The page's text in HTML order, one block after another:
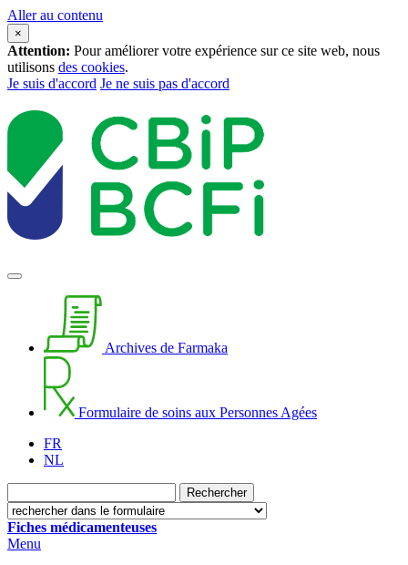
Aller au contenu
×
Attention: Pour améliorer votre expérience sur ce site web, nous
utilisons des cookies.
Je suis d'accord Je ne suis pas d'accord
Archives de Farmaka
Formulaire de soins aux Personnes Agées
FR
NL
Fiches médicamenteuses
Menu